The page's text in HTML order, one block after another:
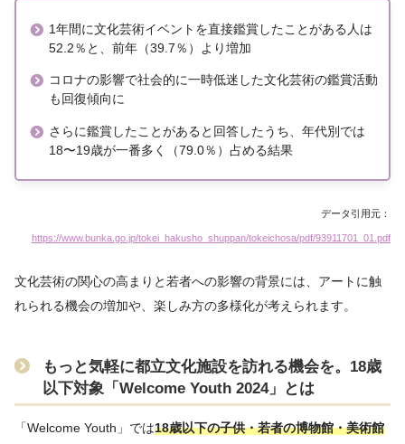
1年間に文化芸術イベントを直接鑑賞したことがある人は
52.2％と、前年（39.7％）より増加
コロナの影響で社会的に一時低迷した文化芸術の鑑賞活動
も回復傾向に
さらに鑑賞したことがあると回答したうち、年代別では
18〜19歳が一番多く（79.0％）占める結果
データ引用元：
https://www.bunka.go.jp/tokei_hakusho_shuppan/tokeichosa/pdf/93911701_01.pdf
文化芸術の関心の高まりと若者への影響の背景には、アートに触
れられる機会の増加や、楽しみ方の多様化が考えられます。
もっと気軽に都立文化施設を訪れる機会を。18歳
以下対象「Welcome Youth 2024」とは
「Welcome Youth」では18歳以下の子供・若者の博物館・美術館